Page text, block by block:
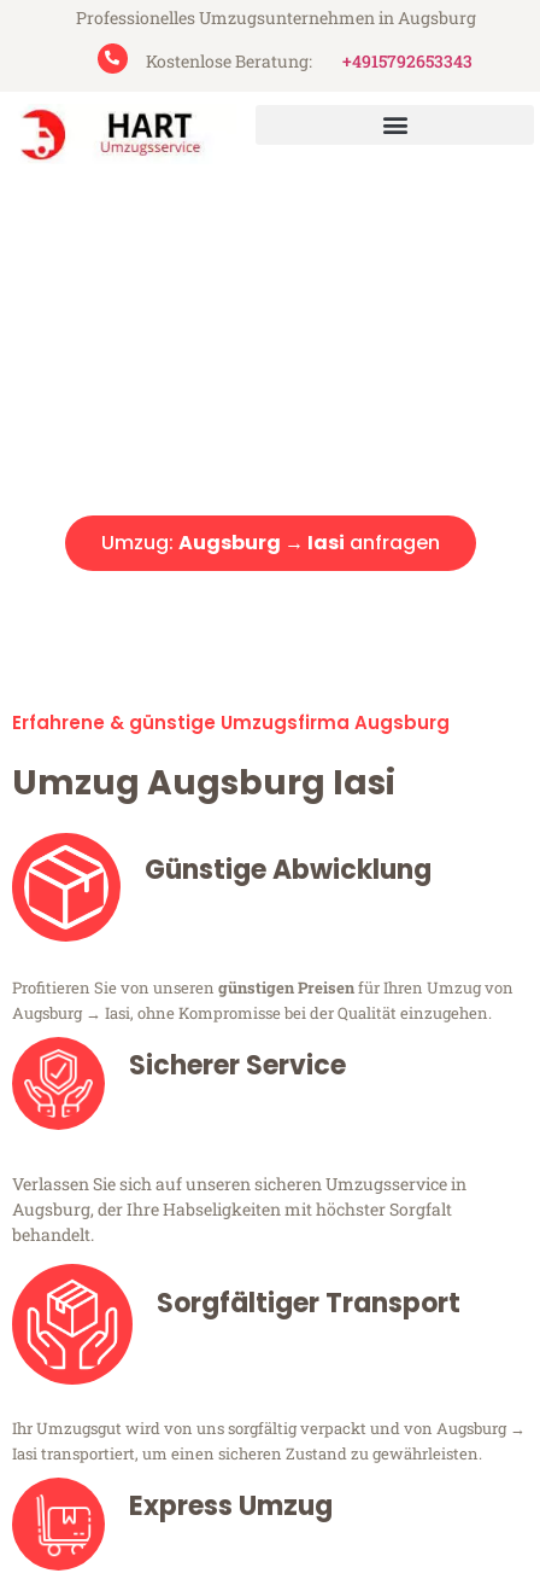
Professionelles Umzugsunternehmen in Augsburg
Kostenlose Beratung:
+4915792653343
Umzug: Augsburg → Iasi anfragen
Erfahrene & günstige Umzugsfirma Augsburg
Umzug Augsburg Iasi
Günstige Abwicklung
Profitieren Sie von unseren günstigen Preisenfür Ihren Umzug von
Augsburg → Iasi, ohne Kompromisse bei der Qualität einzugehen.
Sicherer Service
Verlassen Sie sich auf unseren sicheren Umzugsservice in
Augsburg, der Ihre Habseligkeiten mit höchster Sorgfalt
behandelt.
Sorgfältiger Transport
Ihr Umzugsgut wird von uns sorgfältig verpackt und von Augsburg →
Iasi transportiert, um einen sicheren Zustand zu gewährleisten.
Express Umzug